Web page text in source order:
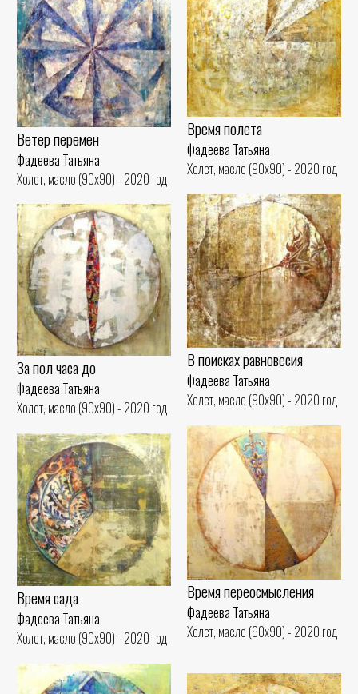
Время полета
Фадеева Татьяна
Холст, масло (90x90) - 2020 год
Ветер перемен
Фадеева Татьяна
Холст, масло (90x90) - 2020 год
В поисках равновесия
Фадеева Татьяна
Холст, масло (90x90) - 2020 год
За пол часа до
Фадеева Татьяна
Холст, масло (90x90) - 2020 год
Время переосмысления
Фадеева Татьяна
Холст, масло (90x90) - 2020 год
Время сада
Фадеева Татьяна
Холст, масло (90x90) - 2020 год